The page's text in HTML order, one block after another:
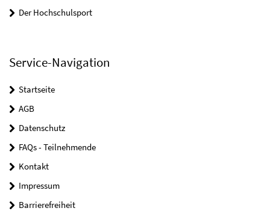
Der Hochschulsport
Service-Navigation
Startseite
AGB
Datenschutz
FAQs - Teilnehmende
Kontakt
Impressum
Barrierefreiheit